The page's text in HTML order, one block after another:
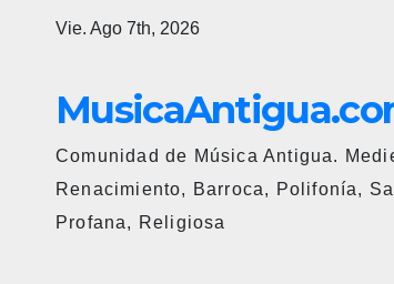
Vie. Ago 7th, 2026
Comunidad de Música Antigua.
Renacimiento, Barroca, Polifonía,
Profana, Religiosa